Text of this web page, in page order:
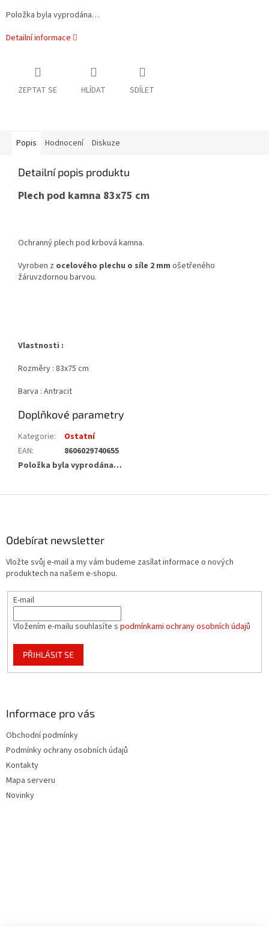
Položka byla vyprodána…
Detailní informace
ZEPTAT SE HLÍDAT SDÍLET
Popis Hodnocení Diskuze
Detailní popis produktu
Plech pod kamna 83x75 cm
Ochranný plech pod krbová kamna.
Vyroben z ocelového plechu o síle 2 mm ošetřeného
žáruvzdornou barvou.
Vlastnosti :
Rozměry : 83x75 cm
Barva : Antracit
Doplňkové parametry
Kategorie:
Ostatní
EAN:
8606029740655
Položka byla vyprodána…
Odebírat newsletter
Vložte svůj e-mail a my vám budeme zasílat informace o nových
produktech na našem e-shopu.
E-mail
Vložením e-mailu souhlasíte s podmínkami ochrany osobních údajů
PŘIHLÁSIT SE
Informace pro vás
Obchodní podmínky
Podmínky ochrany osobních údajů
Kontakty
Mapa serveru
Novinky